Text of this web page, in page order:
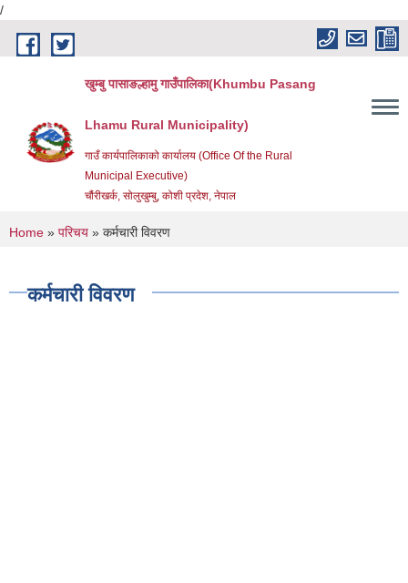
/
Skip to main content
खुम्बु पासाङल्हामु गाउँपालिका(Khumbu Pasang
Lhamu Rural Municipality)
गाउँ कार्यपालिकाको कार्यालय (Office Of the Rural
Municipal Executive)
चौंरीखर्क, सोलुखुम्बु, कोशी प्रदेश, नेपाल
You are here
Home » परिचय » कर्मचारी विवरण
कर्मचारी विवरण